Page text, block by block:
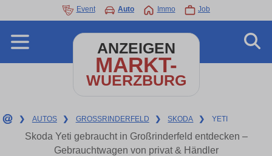
Event Auto Immo Job
ANZEIGEN
MARKT-
WUERZBURG
❯ AUTOS ❯ GROSSRINDERFELD ❯ SKODA ❯ YETI
Skoda Yeti gebraucht in Großrinderfeld entdecken –
Gebrauchtwagen von privat & Händler